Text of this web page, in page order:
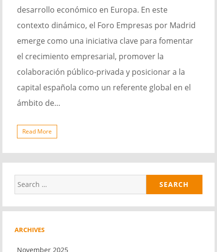
desarrollo económico en Europa. En este
contexto dinámico, el Foro Empresas por Madrid
emerge como una iniciativa clave para fomentar
el crecimiento empresarial, promover la
colaboración público-privada y posicionar a la
capital española como un referente global en el
ámbito de…
Read More
Search
for:
ARCHIVES
November 2025